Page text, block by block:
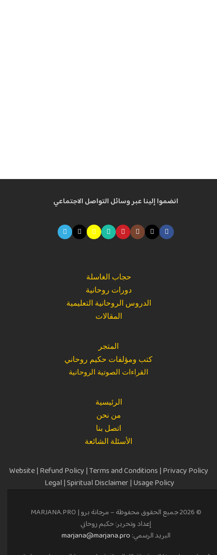
انضموا إلينا عبر وسائل التواصل الاجتماعي
حجاب الغاسلة
دورات روحانية
الدروس الروحانية التعليمية
المقالات
المتجر
كتب ومؤلفات حكيم روحاني
القراءات الصوتية الروحانية
الرئيسية
من نحن
اتصل بنا
الأسئلة الشائعة
Privacy Policy
|
Terms and Conditions
|
Refund Policy
|
Website
Usage Policy
|
Spiritual Disclaimer
|
Legal
© 2026 جميع الحقوق محفوظة – مرجانة برو |
MARJANA.PRO
إعداد وتحرير: حكيم روحاني
البريد الرسمي: marjana@marjana.pro